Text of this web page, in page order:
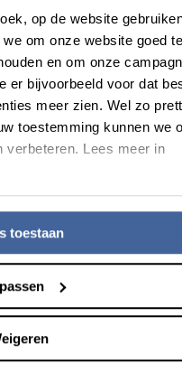
op de website
om onze website goed
en om onze
er bijvoorbeeld voor dat
meer zien. Wel zo
toestemming kunnen we
verbeteren. Lees meer in
toestaan
Medical Center
ons